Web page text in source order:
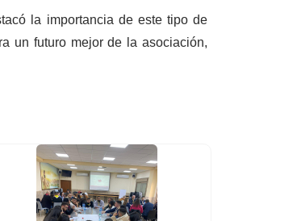
la importancia de este tipo de
un futuro mejor de la asociación,